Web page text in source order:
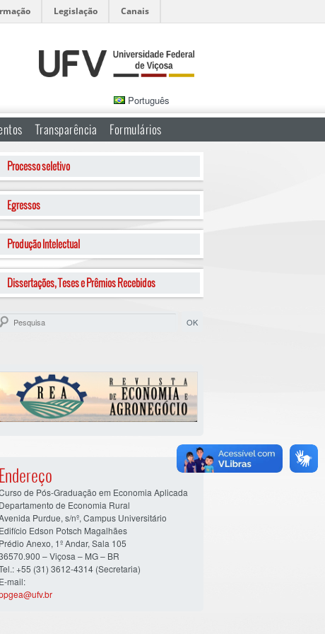
Legislação Canais
Português
Transparência Formulários
Processo seletivo
Egressos
Produção Intelectual
Dissertações, Teses e Prêmios Recebidos
Endereço
de Pós-Graduação em Economia Aplicada
Departamento de Economia Rural
Purdue, s/nº, Campus Universitário
Edifício Edson Potsch Magalhães
Prédio Anexo, 1º Andar, Sala 105
– Viçosa – MG – BR
+55 (31) 3612-4314 (Secretaria)
E-mail: